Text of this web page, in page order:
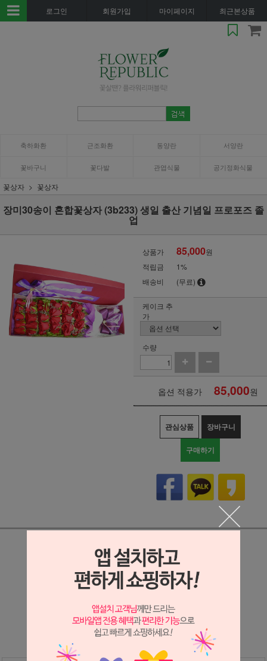
로그인 회원가입 마이페이지 최근본상품
축하화환 근조화환 동양란 서양란
꽃바구니 꽃다발 관엽식물 공기정화식물
꽃상자 꽃상자
장미30송이 혼합꽃상자 (3b233) 생일 출산 기념일 프로포즈 졸
업
상품가 85,000원
적립금
1%
배송비
(무료)
케이크 추
가
수량
옵션 적용가 85,000원
관심상품 장바구니
구매하기
상세정보 새창 열기
※ 필독해주세요 ※
장미는 시세 변동에 따라 가격이 달라질 수 있으니
문의 후 주문 바랍니다.